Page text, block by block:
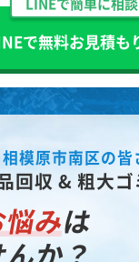
で無料お見積も
相模原市南区の皆
回収 & 粗大
悩みは
か？